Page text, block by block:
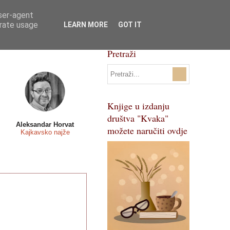
Svi natječaji
Pojmovnik
Aleksandar Horvat
Kajkavsko najže
Pretraži
Knjige u izdanju
društva "Kvaka"
možete naručiti ovdje
agent
usage
LEARN MORE GOT IT